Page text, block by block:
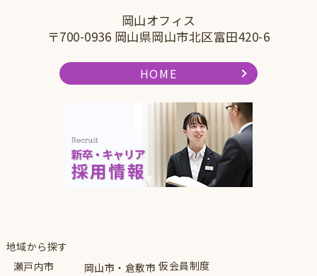
岡山オフィス
〒700-0936 岡山県岡山市北区富田420-6
HOME
地域から探す
瀬戸内市
岡山市・倉敷市 仮会員制度